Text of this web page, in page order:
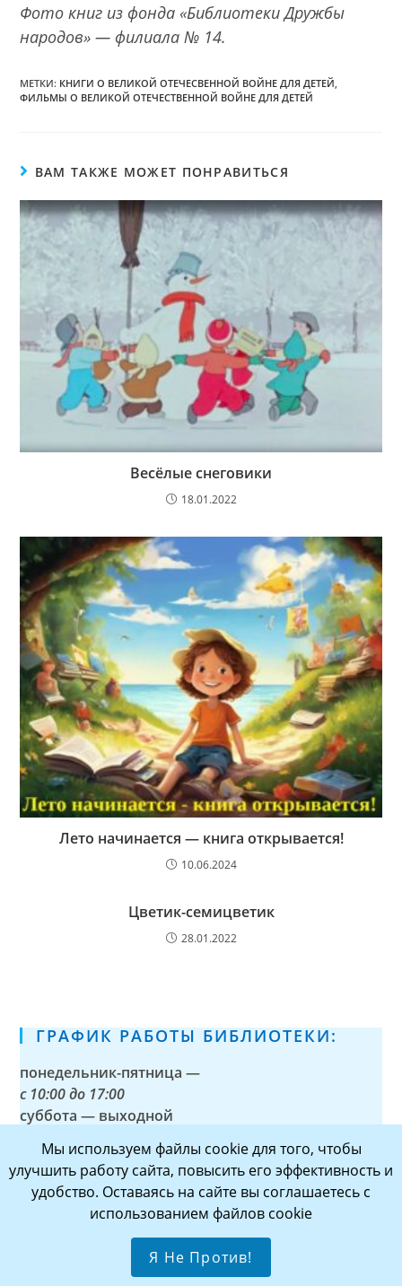
Фото книг из фонда «Библиотеки Дружбы
народов» — филиала № 14.
МЕТКИ: КНИГИ О ВЕЛИКОЙ ОТЕЧЕСВЕННОЙ ВОЙНЕ ДЛЯ ДЕТЕЙ
ФИЛЬМЫ О ВЕЛИКОЙ ОТЕЧЕСТВЕННОЙ ВОЙНЕ ДЛЯ ДЕТЕЙ
ВАМ ТАКЖЕ МОЖЕТ ПОНРАВИТЬСЯ
Весёлые снеговики
18.01.2022
Лето начинается — книга открывается!
10.06.2024
Цветик-семицветик
28.01.2022
ГРАФИК РАБОТЫ БИБЛИОТЕКИ:
понедельник-пятница —
с 10:00 до 17:00
суббота — выходной
(в летний период —выходной)
последний день месяца — санитарный день
МЫ В СОЦСЕТЯХ
Мы используем файлы cookie для того, чтобы
улучшить работу сайта, повысить его эффективность и
удобство. Оставаясь на сайте вы соглашаетесь с
использованием файлов cookie
Я Не Против!